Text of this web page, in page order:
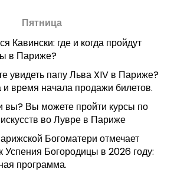
Пятница
Кавински: где и когда пройдут
в Париже?
увидеть папу Льва XIV в Париже?
и время начала продажи билетов.
вы? Вы можете пройти курсы по
во Лувре в Париже
Богоматери отмечает
Успения Богородицы в 2026 году:
программа.